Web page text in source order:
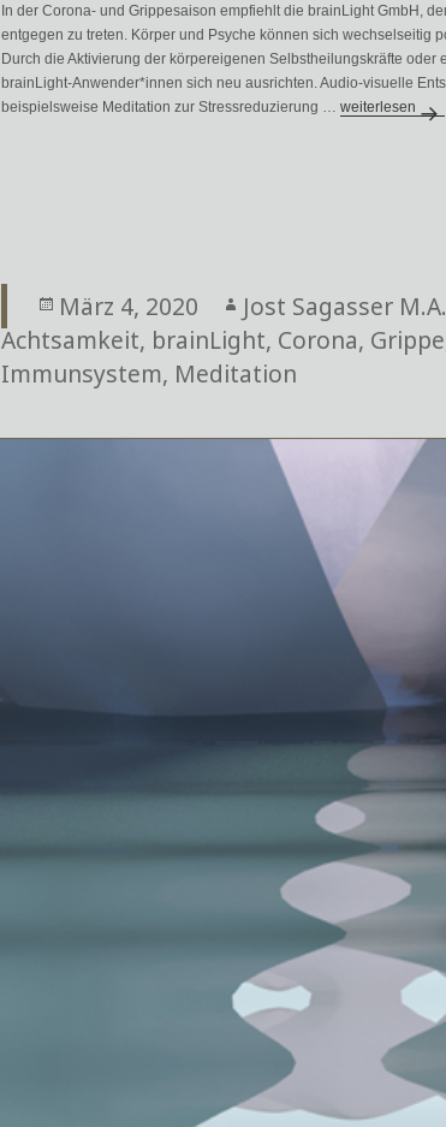
In der Corona- und Grippesaison empfiehlt die brainLight GmbH,
entgegen zu treten. Körper und Psyche können sich wechselseitig
Durch die Aktivierung der körpereigenen Selbstheilungskräfte
brainLight-Anwender*innen sich neu ausrichten. Audio-visuelle
beispielsweise Meditation zur Stressreduzierung …Was das
weiterlesen
Veröffentlicht
am
März 4, 2020 Autor
Jost Sagasser M.A.
Achtsamkeit, brainLight, Corona, Grippe
Immunsystem, Meditation